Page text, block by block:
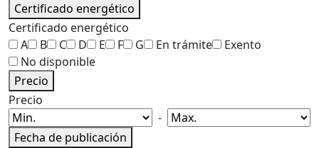
Certificado energético
Certificado energético
A
B C D E F G En trámite
Exento
No disponible
Precio
Precio
-
Fecha de publicación